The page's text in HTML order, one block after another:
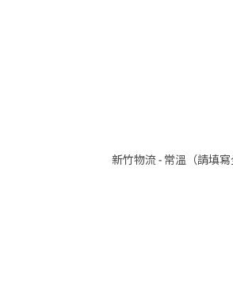
新竹物流 - 常溫（請填